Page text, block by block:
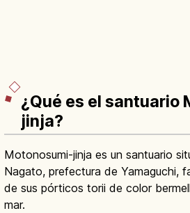
¿Qué es el santuario
jinja?
Motonosumi-jinja es un santuario
Nagato, prefectura de Yamaguchi,
de sus pórticos torii de color
mar.